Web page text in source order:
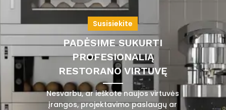
Susisiekite
PADĖSIME SUKURTI
PROFESIONALIĄ
RESTORANO VIRTUVĘ
Nesvarbu, ar ieškote naujos virtuvės
įrangos, projektavimo paslaugų ar